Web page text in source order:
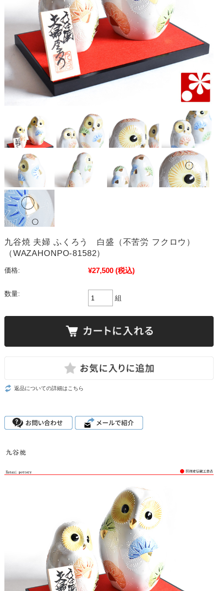
九谷焼 夫婦 ふくろう 白盛（不苦労 フクロウ）
（WAZAHONPO-81582）
価格: ¥27,500 (税込)
数量:
組
返品についての詳細はこちら